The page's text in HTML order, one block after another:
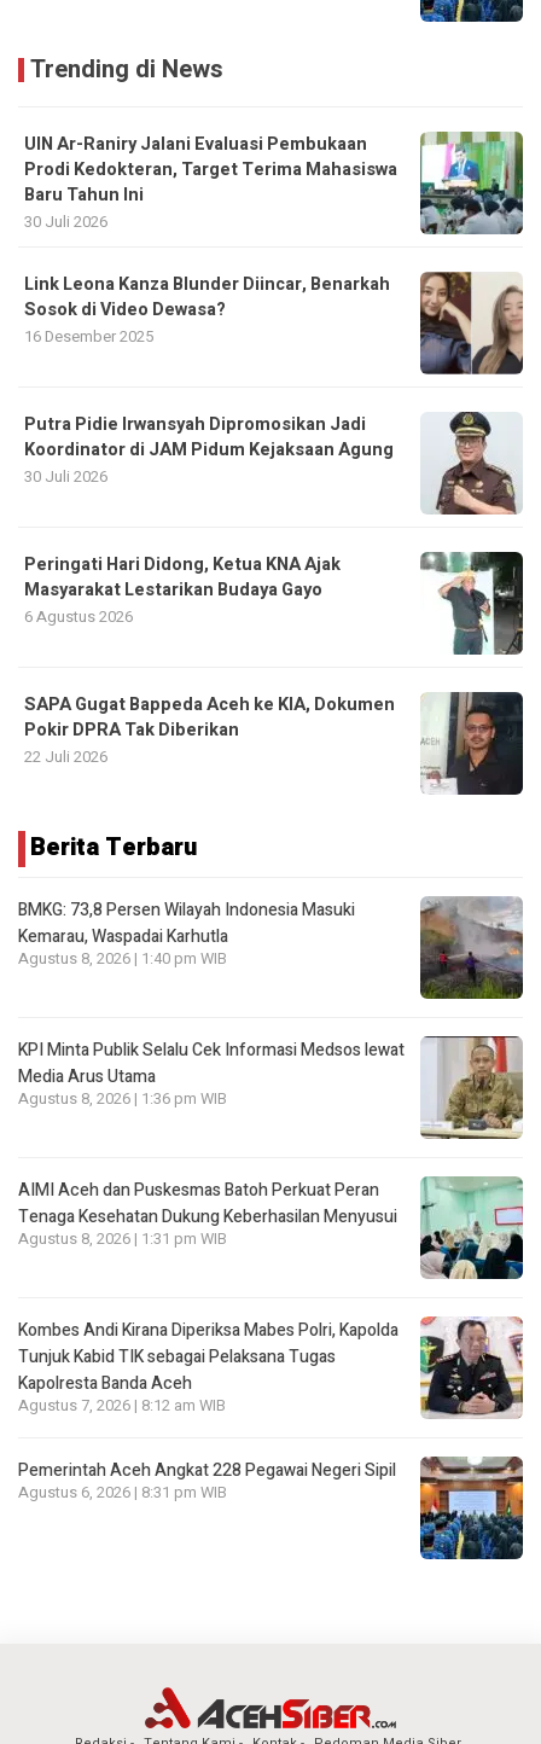
Trending di News
UIN Ar-Raniry Jalani Evaluasi Pembukaan
Prodi Kedokteran, Target Terima Mahasiswa
Baru Tahun Ini
30 Juli 2026
Link Leona Kanza Blunder Diincar, Benarkah
Sosok di Video Dewasa?
16 Desember 2025
Putra Pidie Irwansyah Dipromosikan Jadi
Koordinator di JAM Pidum Kejaksaan Agung
30 Juli 2026
Peringati Hari Didong, Ketua KNA Ajak
Masyarakat Lestarikan Budaya Gayo
6 Agustus 2026
SAPA Gugat Bappeda Aceh ke KIA, Dokumen
Pokir DPRA Tak Diberikan
22 Juli 2026
Berita Terbaru
BMKG: 73,8 Persen Wilayah Indonesia Masuki
Kemarau, Waspadai Karhutla
Agustus 8, 2026 | 1:40 pm WIB
KPI Minta Publik Selalu Cek Informasi Medsos lewat
Media Arus Utama
Agustus 8, 2026 | 1:36 pm WIB
AIMI Aceh dan Puskesmas Batoh Perkuat Peran
Tenaga Kesehatan Dukung Keberhasilan Menyusui
Agustus 8, 2026 | 1:31 pm WIB
Kombes Andi Kirana Diperiksa Mabes Polri, Kapolda
Tunjuk Kabid TIK sebagai Pelaksana Tugas
Kapolresta Banda Aceh
Agustus 7, 2026 | 8:12 am WIB
Pemerintah Aceh Angkat 228 Pegawai Negeri Sipil
Agustus 6, 2026 | 8:31 pm WIB